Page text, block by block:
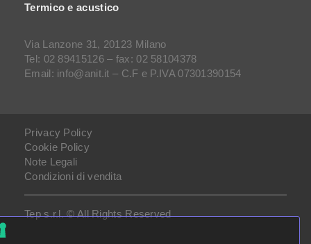
Termico e acustico
Via Lanzone 31, 20123 Milano
Tel: 02 89415126 – fax: 02 58104378
Email: info@anit.it – C.F e P.IVA 07301390154
Tep s.r.l. © All Rights Reserved
Privacy Policy
Cookie Policy
Note Legali
Condizioni di vendita